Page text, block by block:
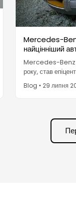
Mercedes-
найцінніший
Mercedes-Benz
року, став
автоспорту та,
найдорожчим
Blog • 29 липня